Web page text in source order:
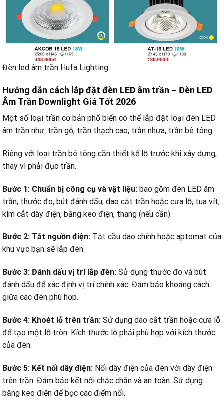
Đèn led âm trần Hufa Lighting
Hướng dẫn cách lắp đặt đèn LED âm trần – Đèn LED
Âm Trần Downlight Giá Tốt 2026
Một số loại trần cơ bản phổ biến có thể lắp đặt loại đèn LED
âm trần như: trần gỗ, trần thạch cao, trần nhựa, trần bê tông.
Riêng với loại trần bê tông cần thiết kế lỗ trước khi xây dựng,
thay vì phải đục trần.
Bước 1: Chuẩn bị công cụ và vật liệu: bao gồm đèn LED âm
trần, thước đo, bút đánh dấu, dao cắt trần hoặc cưa lỗ, tua vít,
kìm cắt dây điện, băng keo điện, thang (nếu cần).
Bước 2: Tắt nguồn điện: Tắt cầu dao chính hoặc aptomat của
khu vực bạn sẽ lắp đèn.
Bước 3: Đánh dấu vị trí lắp đèn: Sử dụng thước đo và bút
đánh dấu để xác định vị trí chính xác. Đảm bảo khoảng cách
giữa các đèn phù hợp.
Bước 4: Khoét lỗ trên trần: Sử dụng dao cắt trần hoặc cưa lỗ
để tạo một lỗ tròn. Kích thước lỗ phải phù hợp với kích thước
của đèn.
Bước 5: Kết nối dây điện: Nối dây điện của đèn với dây điện
trên trần. Đảm bảo kết nối chắc chắn và an toàn. Sử dụng
băng keo điện để bọc các điểm nối.